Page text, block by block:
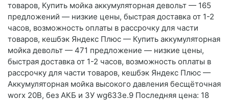
товаров, Купить мойка аккумуляторная девольт — 165
предложений — низкие цены, быстрая доставка от 1-2
часов, возможность оплаты в рассрочку для части
товаров, кешбэк Яндекс Плюс — Купить аккумуляторная
мойка девольт — 471 предложение — низкие цены,
быстрая доставка от 1-2 часов, возможность оплаты в
рассрочку для части товаров, кешбэк Яндекс Плюс —
Аккумуляторная мойка высокого давления бесщёточная
worx 20В, без АКБ и ЗУ wg633e.9 Последняя цена: 18